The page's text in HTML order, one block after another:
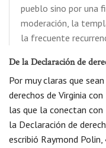
pueblo sino por una
moderación, la
la frecuente
De la Declaración de
Por muy claras que
derechos de Virginia
las que la conectan
la Declaración de
escribió Raymond